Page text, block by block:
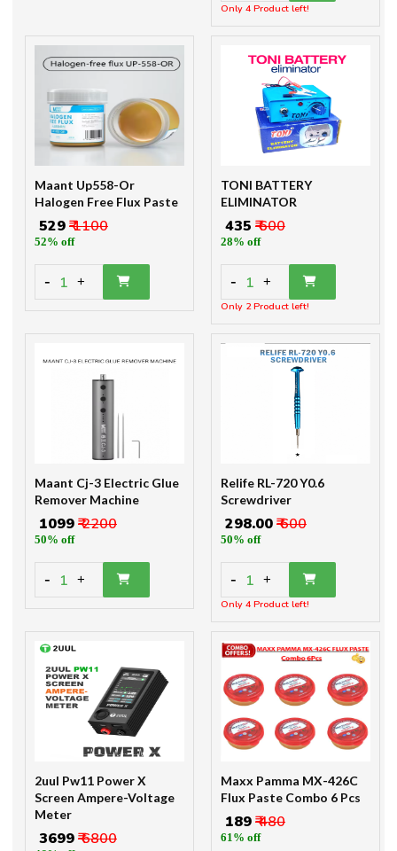
Only 4 Product left!
Maant Up558-Or
Halogen Free Flux Paste
₹ 529₹ 1100
52% off
- 1 +
TONI BATTERY
ELIMINATOR
₹ 435 ₹ 600
28% off
- 1 +
Only 2 Product left!
Maant Cj-3 Electric Glue
Remover Machine
₹ 1099₹ 2200
50% off
- 1 +
Relife RL-720 Y0.6
Screwdriver
₹ 298.00₹ 600
50% off
- 1 +
Only 4 Product left!
2uul Pw11 Power X
Screen Ampere-Voltage
Meter
₹ 3699₹ 6800
Maxx Pamma MX-426C
Flux Paste Combo 6 Pcs
₹ 189₹ 480
61% off